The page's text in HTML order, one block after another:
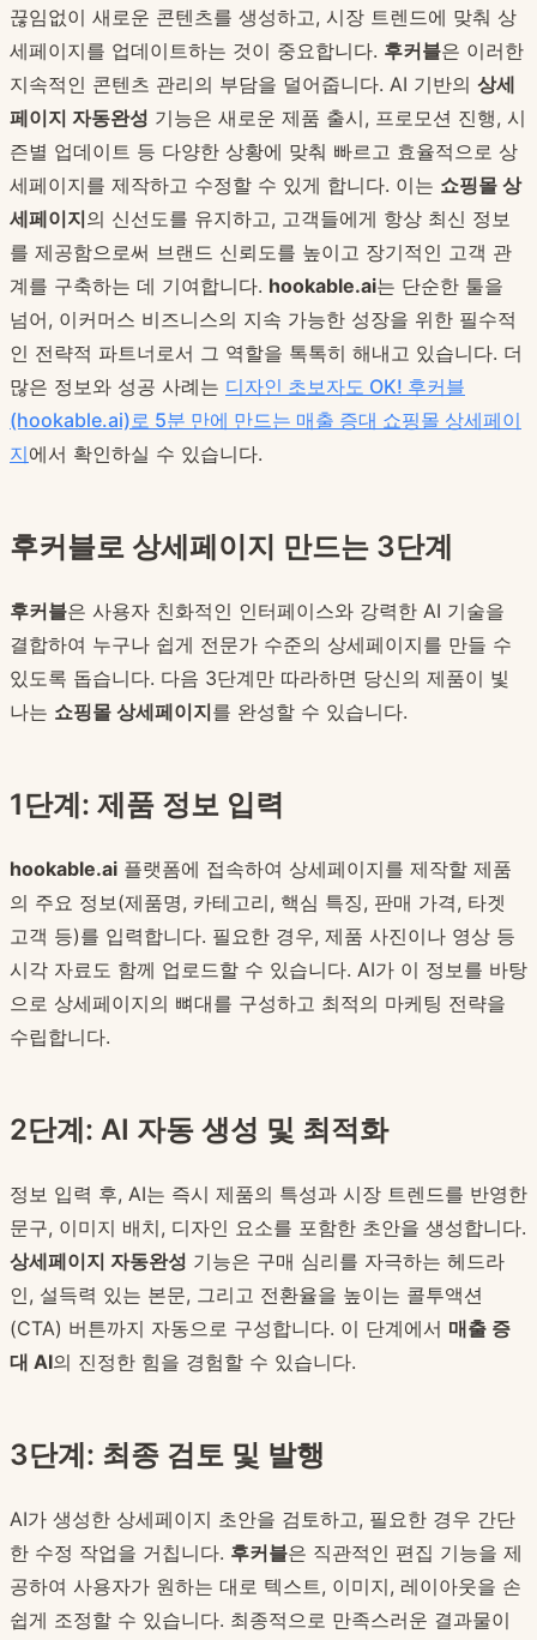
끊임없이 새로운 콘텐츠를 생성하고, 시장 트렌드에 맞춰 상
세페이지를 업데이트하는 것이 중요합니다. 후커블은 이러한
지속적인 콘텐츠 관리의 부담을 덜어줍니다. AI 기반의 상세
페이지 자동완성 기능은 새로운 제품 출시, 프로모션 진행, 시
즌별 업데이트 등 다양한 상황에 맞춰 빠르고 효율적으로 상
세페이지를 제작하고 수정할 수 있게 합니다. 이는 쇼핑몰 상
세페이지의 신선도를 유지하고, 고객들에게 항상 최신 정보
를 제공함으로써 브랜드 신뢰도를 높이고 장기적인 고객 관
계를 구축하는 데 기여합니다. hookable.ai는 단순한 툴을
넘어, 이커머스 비즈니스의 지속 가능한 성장을 위한 필수적
인 전략적 파트너로서 그 역할을 톡톡히 해내고 있습니다. 더
많은 정보와 성공 사례는 디자인 초보자도 OK! 후커블
(hookable.ai)로 5분 만에 만드는 매출 증대 쇼핑몰 상세페이
지에서 확인하실 수 있습니다.
후커블로 상세페이지 만드는 3단계
후커블은 사용자 친화적인 인터페이스와 강력한 AI 기술을
결합하여 누구나 쉽게 전문가 수준의 상세페이지를 만들 수
있도록 돕습니다. 다음 3단계만 따라하면 당신의 제품이 빛
나는 쇼핑몰 상세페이지를 완성할 수 있습니다.
1단계: 제품 정보 입력
hookable.ai 플랫폼에 접속하여 상세페이지를 제작할 제품
의 주요 정보(제품명, 카테고리, 핵심 특징, 판매 가격, 타겟
고객 등)를 입력합니다. 필요한 경우, 제품 사진이나 영상 등
시각 자료도 함께 업로드할 수 있습니다. AI가 이 정보를 바탕
으로 상세페이지의 뼈대를 구성하고 최적의 마케팅 전략을
수립합니다.
2단계: AI 자동 생성 및 최적화
정보 입력 후, AI는 즉시 제품의 특성과 시장 트렌드를 반영한
문구, 이미지 배치, 디자인 요소를 포함한 초안을 생성합니다.
상세페이지 자동완성 기능은 구매 심리를 자극하는 헤드라
인, 설득력 있는 본문, 그리고 전환율을 높이는 콜투액션
(CTA) 버튼까지 자동으로 구성합니다. 이 단계에서 매출 증
대 AI의 진정한 힘을 경험할 수 있습니다.
3단계: 최종 검토 및 발행
AI가 생성한 상세페이지 초안을 검토하고, 필요한 경우 간단
한 수정 작업을 거칩니다. 후커블은 직관적인 편집 기능을 제
공하여 사용자가 원하는 대로 텍스트, 이미지, 레이아웃을 손
쉽게 조정할 수 있습니다. 최종적으로 만족스러운 결과물이